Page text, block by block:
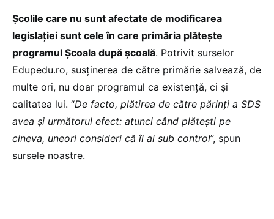
Școlile care nu sunt afectate de modificarea
legislației sunt cele în care primăria plătește
programul Școala după școală. Potrivit surselor
Edupedu.ro, susținerea de către primărie salvează, de
multe ori, nu doar programul ca existență, ci și
calitatea lui. “De facto, plătirea de către părinți a SDS
avea și următorul efect: atunci când plătești pe
cineva, uneori consideri că îl ai sub control”, spun
sursele noastre.